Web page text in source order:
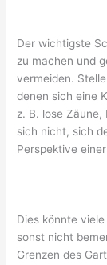
Der wichtigste
zu machen und
vermeiden.
denen sich eine
z. B. lose
sich nicht, sich
Perspektive
Dies könnte
sonst nicht
Grenzen des